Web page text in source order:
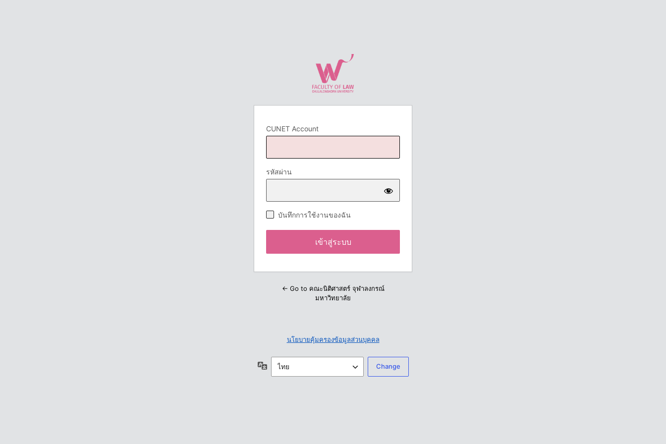
CUNET Account
รหัสผ่าน
บันทึกการใช้งานของฉัน
← Go to คณะนิติศาสตร์ จุฬาลงกรณ์
มหาวิทยาลัย
นโยบายคุ้มครองข้อมูลส่วนบุคคล
ภาษา